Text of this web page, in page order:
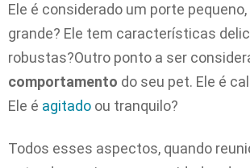
Ele é considerado um porte
grande? Ele tem características
robustas?Outro ponto a ser
comportamento do seu pet. Ele é
Ele é agitado ou tranquilo?
Todos esses aspectos, quando